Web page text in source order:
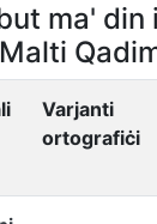
ma'
Varjanti
ortografiċi